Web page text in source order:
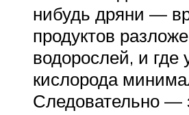
нибудь дряни —
продуктов
водорослей, и где
кислорода
Следовательно —